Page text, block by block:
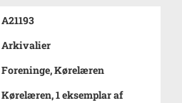
A21193
Arkivalier
Foreninge, Kørelæren
Kørelæren, 1 eksemplar af